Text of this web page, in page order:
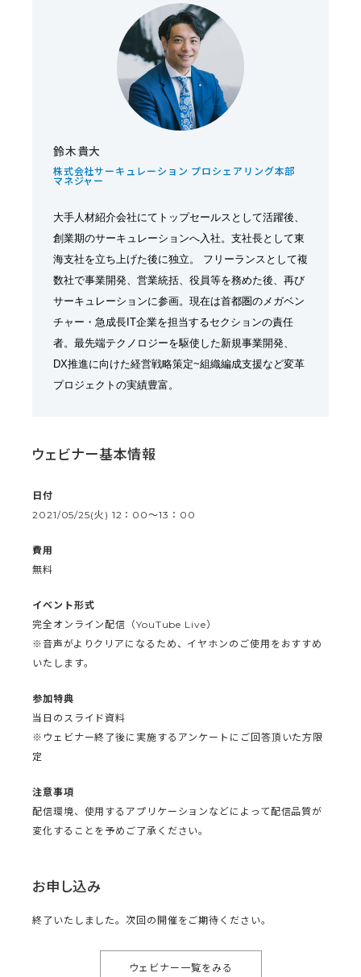
鈴木貴大
株式会社サーキュレーション プロシェアリング本部
マネジャー
大手人材紹介会社にてトップセールスとして活躍後、
創業期のサーキュレーションへ入社。支社長として東
海支社を立ち上げた後に独立。 フリーランスとして複
数社で事業開発、営業統括、役員等を務めた後、再び
サーキュレーションに参画。現在は首都圏のメガベン
チャー・急成長IT企業を担当するセクションの責任
者。最先端テクノロジーを駆使した新規事業開発、
DX推進に向けた経営戦略策定~組織編成支援など変革
プロジェクトの実績豊富。
ウェビナー基本情報
日付
2021/05/25(火) 12：00～13：00
費用
無料
イベント形式
完全オンライン配信（YouTube Live）
※音声がよりクリアになるため、イヤホンのご使用をおすすめ
いたします。
参加特典
当日のスライド資料
※ウェビナー終了後に実施するアンケートにご回答頂いた方限
定
注意事項
配信環境、使用するアプリケーションなどによって配信品質が
変化することを予めご了承ください。
お申し込み
終了いたしました。次回の開催をご期待ください。
ウェビナー一覧をみる